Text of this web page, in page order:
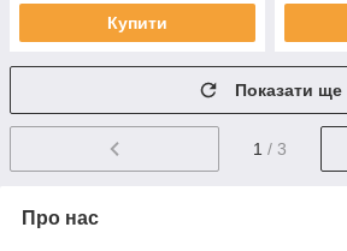
Купити
Показати ще
1 / 3
Про нас